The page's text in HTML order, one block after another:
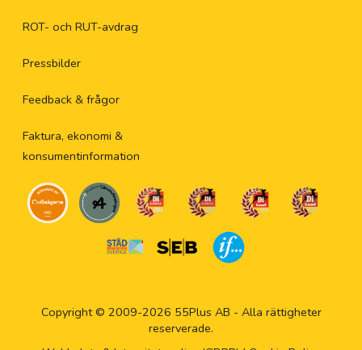
ROT- och RUT-avdrag
Pressbilder
Feedback & frågor
Faktura, ekonomi &
konsumentinformation
Copyright © 2009-2026 55Plus AB - Alla rättigheter
reserverade.